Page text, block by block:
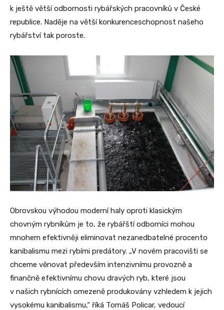
k ještě větší odbornosti rybářských pracovníků v České
republice. Naděje na větší konkurenceschopnost našeho
rybářství tak poroste.
Obrovskou výhodou moderní haly oproti klasickým
chovným rybníkům je to, že rybářští odborníci mohou
mnohem efektivněji eliminovat nezanedbatelné procento
kanibalismu mezi rybími predátory. „V novém pracovišti se
chceme věnovat především intenzivnímu provozně a
finančně efektivnímu chovu dravých ryb, které jsou
v našich rybnících omezeně produkovány vzhledem k jejich
vysokému kanibalismu,“ říká Tomáš Policar, vedoucí